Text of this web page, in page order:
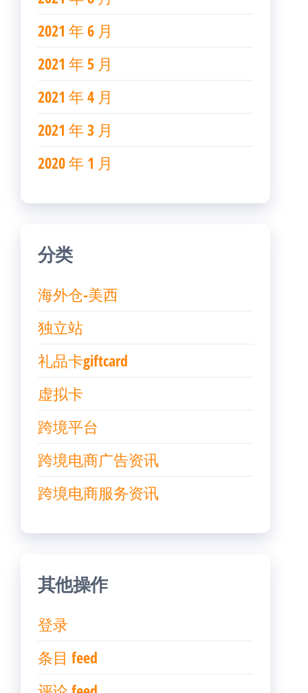
2021 年 6 月
2021 年 5 月
2021 年 4 月
2021 年 3 月
2020 年 1 月
分类
海外仓-美西
独立站
礼品卡giftcard
虚拟卡
跨境平台
跨境电商广告资讯
跨境电商服务资讯
其他操作
登录
条目 feed